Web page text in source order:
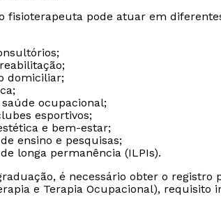
fisioterapeuta pode atuar em
domiciliar;
ocupacional;
esportivos;
e bem-estar;
ensino e pesquisas;
longa permanência (ILPIs).
é necessário obter o registro
e Terapia Ocupacional), requisito